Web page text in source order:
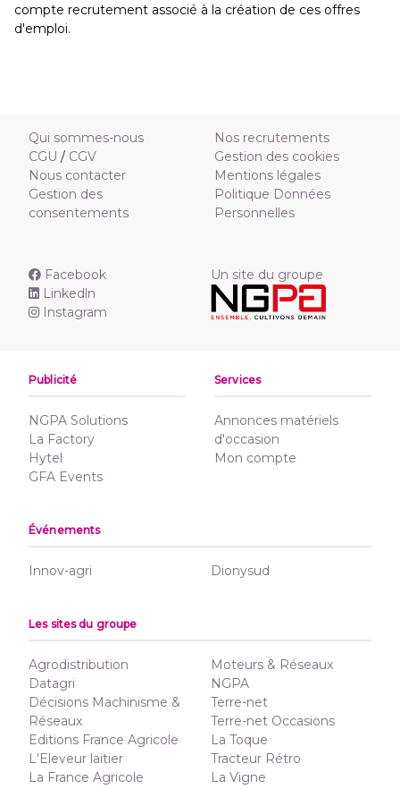
compte recrutement associé à la création de ces offres
d'emploi.
Qui sommes-nous
CGU / CGV
Nous contacter
Gestion des
consentements
Nos recrutements
Gestion des cookies
Mentions légales
Politique Données
Personnelles
Facebook
Linkedln
Instagram
Un site du groupe
Publicité
NGPA Solutions
La Factory
Hytel
GFA Events
Services
Annonces matériels
d'occasion
Mon compte
Événements
Innov-agri Dionysud
Les sites du groupe
Agrodistribution
Datagri
Décisions Machinisme &
Réseaux
Editions France Agricole
L'Eleveur laitier
La France Agricole
Moteurs & Réseaux
NGPA
Terre-net
Terre-net Occasions
La Toque
Tracteur Rétro
La Vigne